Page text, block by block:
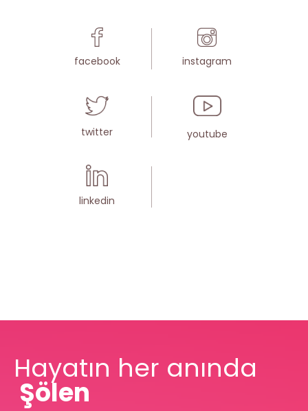
facebook instagram
twitter youtube
linkedin
Hayatın her anında
Şölen